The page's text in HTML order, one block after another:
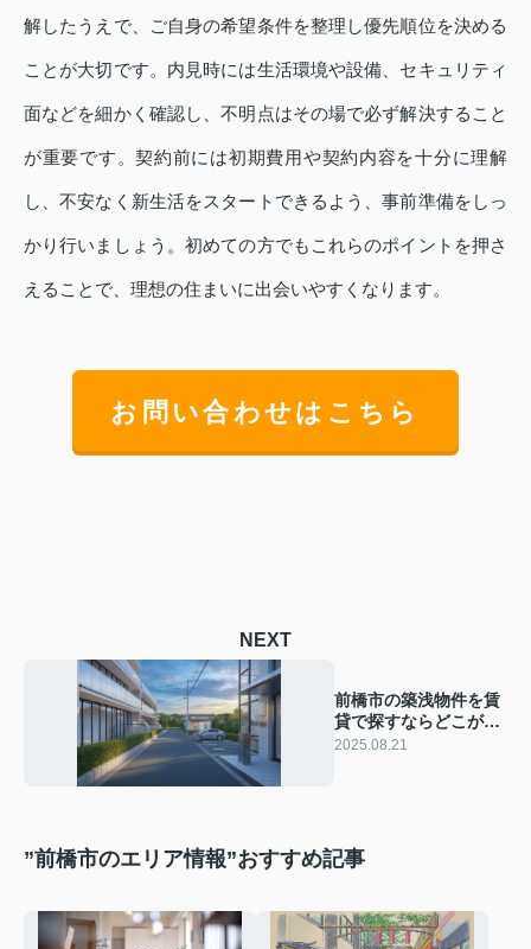
解したうえで、ご自身の希望条件を整理し優先順位を決める
ことが大切です。内見時には生活環境や設備、セキュリティ
面などを細かく確認し、不明点はその場で必ず解決すること
が重要です。契約前には初期費用や契約内容を十分に理解
し、不安なく新生活をスタートできるよう、事前準備をしっ
かり行いましょう。初めての方でもこれらのポイントを押さ
えることで、理想の住まいに出会いやすくなります。
お問い合わせはこちら
NEXT
前橋市の築浅物件を賃
貸で探すならどこが良
い？選び方や暮らしや
2025.08.21
”前橋市のエリア情報”おすすめ記事